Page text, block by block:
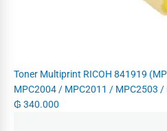
Toner Multiprint RICOH 841919
MPC2004 / MPC2011 / MPC2503
₲ 340.000